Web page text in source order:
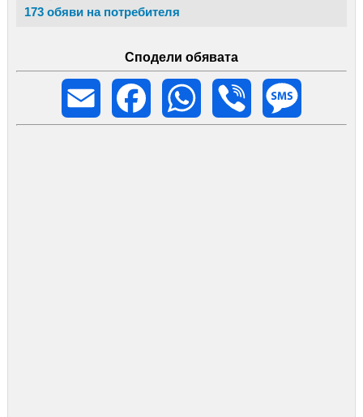
173 обяви на потребителя
Сподели обявата
Email
Facebook WhatsApp Viber